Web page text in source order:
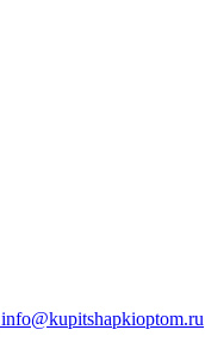
info@kupitshapkioptom.ru